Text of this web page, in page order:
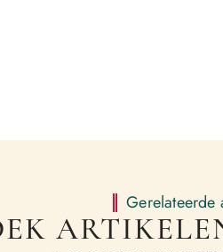
Gerelateerde